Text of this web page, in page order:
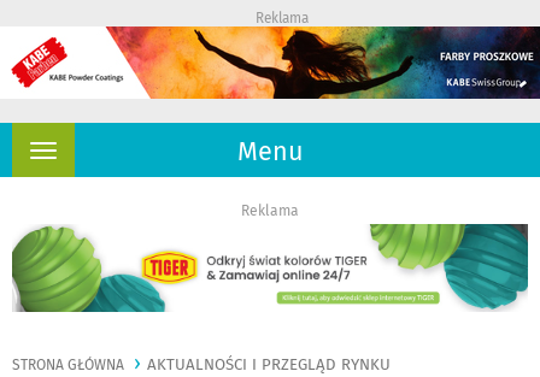
Reklama
Menu
Rozwiń
Reklama
STRONA GŁÓWNA AKTUALNOŚCI I PRZEGLĄD RYNKU